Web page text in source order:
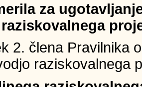
za
2. člena Pravilnika
raziskovalnega